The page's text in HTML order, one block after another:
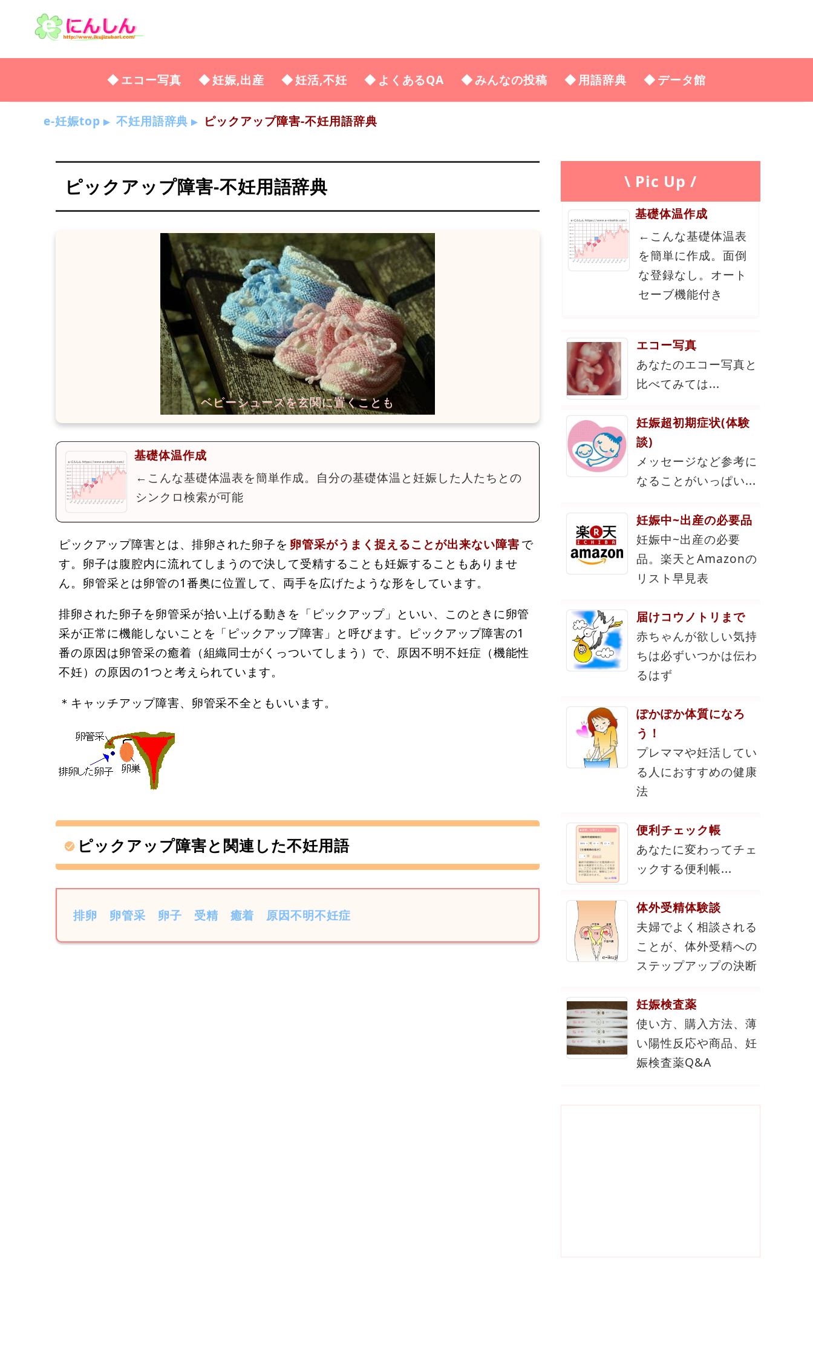
エコー写真 妊娠,出産 妊活,不妊 よくあるQA みんなの投稿 用語辞典 データ館
e-妊娠top 不妊用語辞典 ピックアップ障害-不妊用語辞典
ピックアップ障害-不妊用語辞典
基礎体温作成
←こんな基礎体温表を簡単作成。自分の基礎体温と妊娠した人たちとの
シンクロ検索が可能
ピックアップ障害とは、排卵された卵子を 卵管采がうまく捉えることが出来ない障害で
す。卵子は腹腔内に流れてしまうので決して受精することも妊娠することもありませ
ん。卵管采とは卵管の1番奥に位置して、両手を広げたような形をしています。
排卵された卵子を卵管采が拾い上げる動きを「ピックアップ」といい、このときに卵管
采が正常に機能しないことを「ピックアップ障害」と呼びます。ピックアップ障害の1
番の原因は卵管采の癒着（組織同士がくっついてしまう）で、原因不明不妊症（機能性
不妊）の原因の1つと考えられています。
＊キャッチアップ障害、卵管采不全ともいいます。
ピックアップ障害と関連した不妊用語
排卵 卵管采 卵子 受精 癒着 原因不明不妊症
\ Pic Up /
基礎体温作成
←こんな基礎体温表
を簡単に作成。面倒
な登録なし。オート
セーブ機能付き
エコー写真
あなたのエコー写真と
比べてみては...
妊娠超初期症状(体験
談)
メッセージなど参考に
なることがいっぱい...
妊娠中~出産の必要品
妊娠中~出産の必要
品。楽天とAmazonの
リスト早見表
届けコウノトリまで
赤ちゃんが欲しい気持
ちは必ずいつかは伝わ
るはず
ぽかぽか体質になろ
う！
プレママや妊活してい
る人におすすめの健康
法
便利チェック帳
あなたに変わってチェ
ックする便利帳...
体外受精体験談
夫婦でよく相談される
ことが、体外受精への
ステップアップの決断
妊娠検査薬
使い方、購入方法、薄
い陽性反応や商品、妊
娠検査薬Q&A